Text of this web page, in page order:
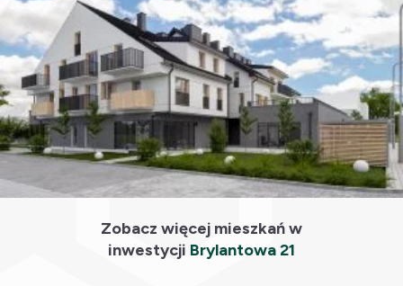
Zobacz więcej mieszkań w
inwestycji Brylantowa 21